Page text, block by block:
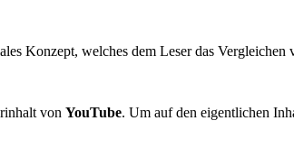
Konzept, welches dem Leser das
von YouTube. Um auf den eigentlichen